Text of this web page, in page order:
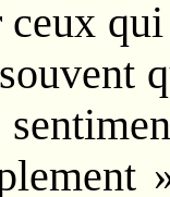
ceux